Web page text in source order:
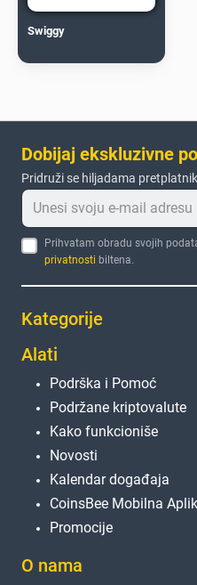
Swiggy
Dobijaj ekskluzivne
Pridruži se hiljadama
Prihvatam obradu svojih
privatnosti biltena.
Kategorije
Alati
Podrška i Pomoć
Podržane kriptovalute
Kako funkcioniše
Novosti
Kalendar događaja
CoinsBee Mobilna
Promocije
O nama